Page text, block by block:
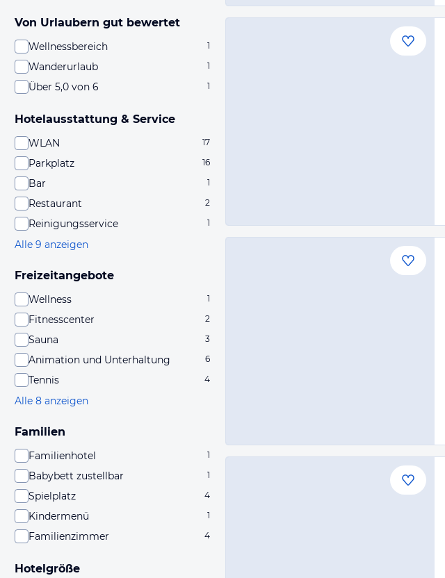
Von Urlaubern gut bewertet
Wellnessbereich 1
Wanderurlaub 1
Über 5,0 von 6 1
Hotelausstattung & Service
WLAN 17
Parkplatz 16
Bar 1
Restaurant 2
Reinigungsservice 1
Alle 9 anzeigen
Freizeitangebote
Wellness 1
Fitnesscenter 2
Sauna 3
Animation und Unterhaltung 6
Tennis 4
Alle 8 anzeigen
Familien
Familienhotel 1
Babybett zustellbar 1
Spielplatz 4
Kindermenü 1
Familienzimmer 4
Hotelgröße